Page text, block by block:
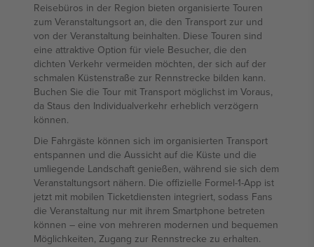
Reisebüros in der Region bieten organisierte Touren
zum Veranstaltungsort an, die den Transport zur und
von der Veranstaltung beinhalten. Diese Touren sind
eine attraktive Option für viele Besucher, die den
dichten Verkehr vermeiden möchten, der sich auf der
schmalen Küstenstraße zur Rennstrecke bilden kann.
Buchen Sie die Tour mit Transport möglichst im Voraus,
da Staus den Individualverkehr erheblich verzögern
können.
Die Fahrgäste können sich im organisierten Transport
entspannen und die Aussicht auf die Küste und die
umliegende Landschaft genießen, während sie sich dem
Veranstaltungsort nähern. Die offizielle Formel-1-App ist
jetzt mit mobilen Ticketdiensten integriert, sodass Fans
die Veranstaltung nur mit ihrem Smartphone betreten
können – eine von mehreren modernen und bequemen
Möglichkeiten, Zugang zur Rennstrecke zu erhalten.